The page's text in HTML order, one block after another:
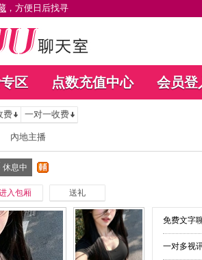
，方便日后找寻
区 点数充值中心 会员登
费 一对一收费
內地主播
休息中
入包厢 送礼
免费文字
一对多视